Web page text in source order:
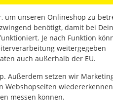
um unseren Onlineshop zu
benötigt, damit bei
Je nach Funktion
weitergegeben
auch außerhalb der EU.
Außerdem setzen wir
Webshopseiten
messen können.